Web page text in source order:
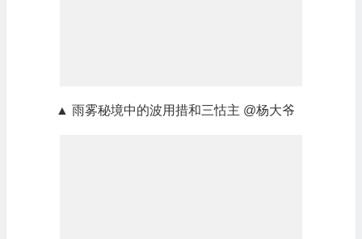
▲ 雨雾秘境中的波用措和三怙主 @杨大爷